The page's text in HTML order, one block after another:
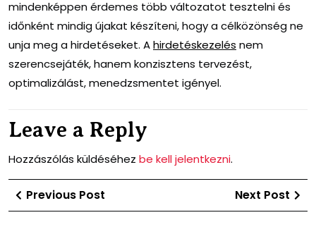
mindenképpen érdemes több változatot tesztelni és
időnként mindig újakat készíteni, hogy a célközönség ne
unja meg a hirdetéseket. Ahirdetéskezelés nem
szerencsejáték, hanem konzisztens tervezést,
optimalizálást, menedzsmentet igényel.
Leave a Reply
Hozzászólás küldéséhez be kell jelentkezni.
Bejegyzés
navigáció
Previous Post
Post
Next Post